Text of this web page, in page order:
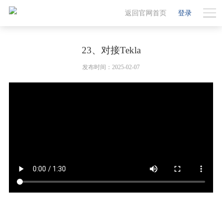
登录
返回官网首页
23、对接Tekla
发布时间：2025-02-07